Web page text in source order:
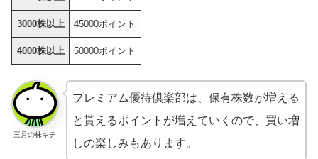
3000株以上 45000ポイント
4000株以上 50000ポイント
三月の株キチ
プレミアム優待倶楽部は、保有株数が増える
と貰えるポイントが増えていくので、買い増
しの楽しみもあります。